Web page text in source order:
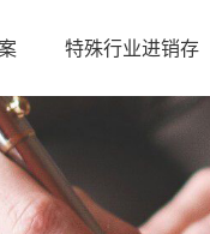
特殊行业进销存